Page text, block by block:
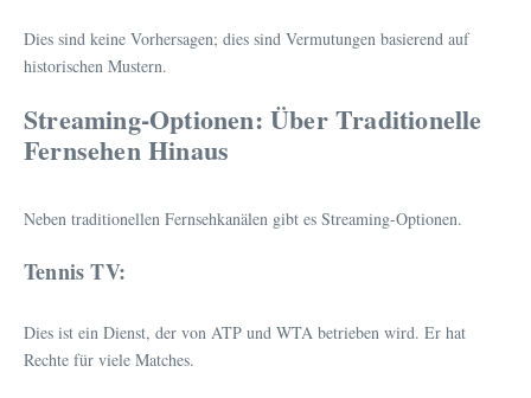
Dies sind keine Vorhersagen; dies sind Vermutungen basierend auf
historischen Mustern.
Streaming-Optionen: Über Traditionelle
Fernsehen Hinaus
Neben traditionellen Fernsehkanälen gibt es Streaming-Optionen.
Tennis TV:
Dies ist ein Dienst, der von ATP und WTA betrieben wird. Er hat
Rechte für viele Matches.